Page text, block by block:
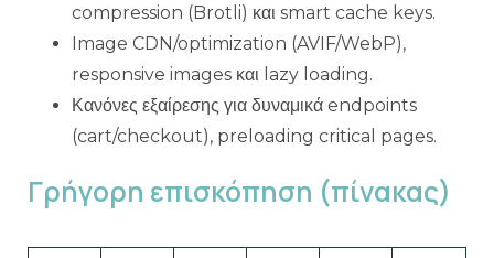
compression (Brotli) και smart cache keys.
Image CDN/optimization (AVIF/WebP),
responsive images και lazy loading.
Κανόνες εξαίρεσης για δυναμικά endpoints
(cart/checkout), preloading critical pages.
Γρήγορη επισκόπηση (πίνακας)